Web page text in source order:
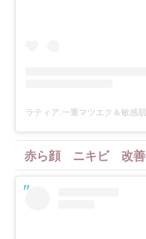
赤ら顔 ニキビ 改善